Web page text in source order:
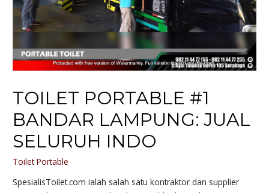
TOILET PORTABLE #1
BANDAR LAMPUNG: JUAL
SELURUH INDO
Toilet Portable
SpesialisToilet.com ialah salah satu kontraktor dan supplier